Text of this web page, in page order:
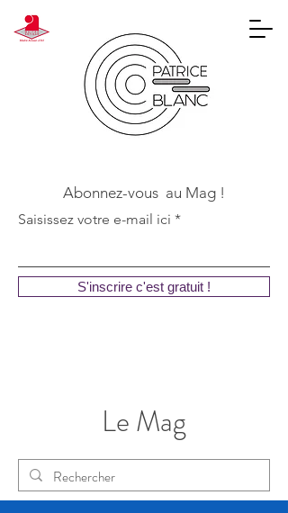
Abonnez-vous au Mag !
Saisissez votre e-mail ici
S'inscrire c'est gratuit !
Le Mag